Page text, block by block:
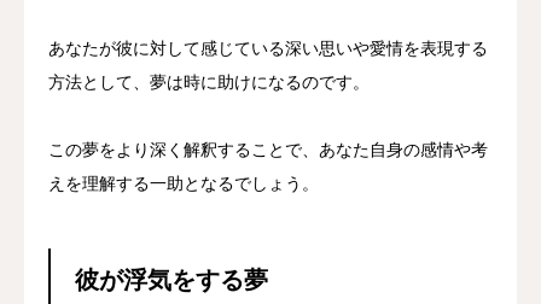
あなたが彼に対して感じている深い思いや愛情を表現する
方法として、夢は時に助けになるのです。
この夢をより深く解釈することで、あなた自身の感情や考
えを理解する一助となるでしょう。
彼が浮気をする夢